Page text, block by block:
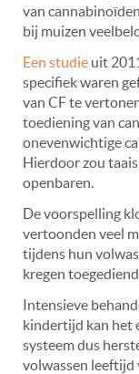
van
bij muizen
Een studie uit
specifiek waren
van CF te
toediening van
onevenwichtige
Hierdoor zou
openbaren.
De voorspelling
vertoonden veel
tijdens hun
kregen
Intensieve
kindertijd kan het
systeem dus
volwassen leeftijd